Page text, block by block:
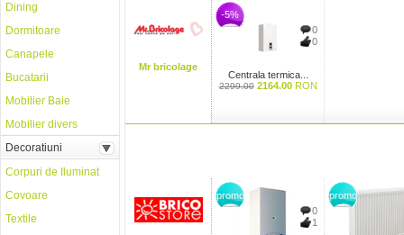
Mr bricolage
-5%
0
0
Centrala termica...
2299.00 2164.00 RON
promo
0
1
promo
Dining
Dormitoare
Canapele
Bucatarii
Mobilier Baie
Mobilier divers
Decoratiuni
Corpuri de Iluminat
Covoare
Textile